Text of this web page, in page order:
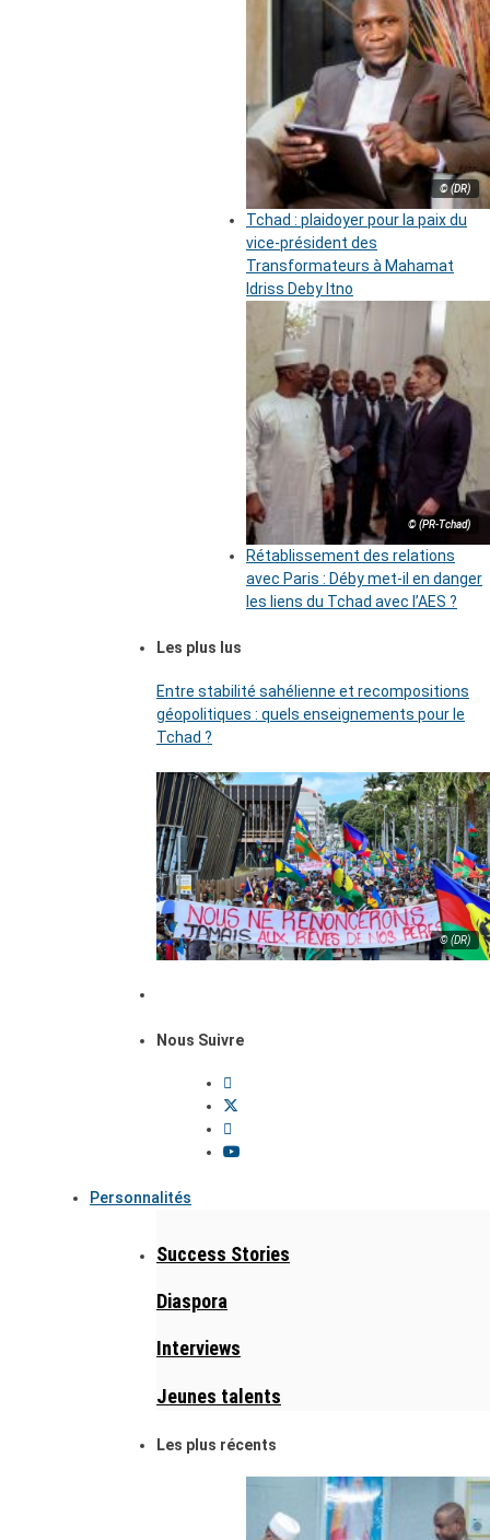
© (DR)
Tchad : plaidoyer pour la paix du
vice-président des
Transformateurs à Mahamat
Idriss Deby Itno
© (PR-Tchad)
Rétablissement des relations
avec Paris : Déby met-il en danger
les liens du Tchad avec l’AES ?
Les plus lus
Entre stabilité sahélienne et recompositions
géopolitiques : quels enseignements pour le
Tchad ?
© (DR)
Nous Suivre
Personnalités
Success Stories
Diaspora
Interviews
Jeunes talents
Les plus récents